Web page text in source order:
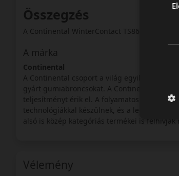
Összegzés
A Continental WinterContact TS860S egy
A márka
Continental
A Continental csoport a világ egyik
gyárt gumiabroncsokat. A Continental
teljesítményt érik el. A folyamatos
technológiákkal készülnek, és a
alsó is közép kategóriás termékei is
Vélemény